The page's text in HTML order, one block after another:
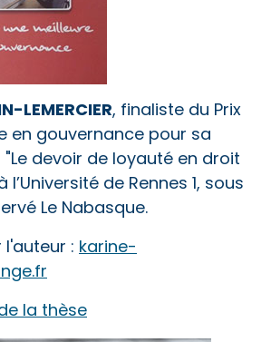
LEMERCIER, finaliste du Prix
en gouvernance pour sa
devoir de loyauté en droit
de Rennes 1, sous
Le Nabasque.
: karine-
la thèse